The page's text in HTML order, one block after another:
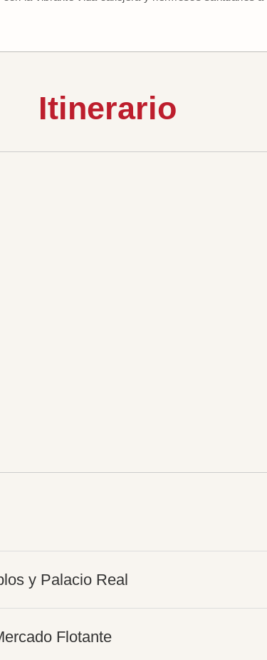
Itinerario
y Palacio Real
Flotante